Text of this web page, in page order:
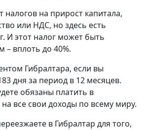
налогов на прирост капитала,
или НДС, но здесь есть
И этот налог может быть
– вплоть до 40%.
Гибралтара, если вы
дня за период в 12 месяцев.
обязаны платить в
все свои доходы по всему миру.
в Гибралтар для того,